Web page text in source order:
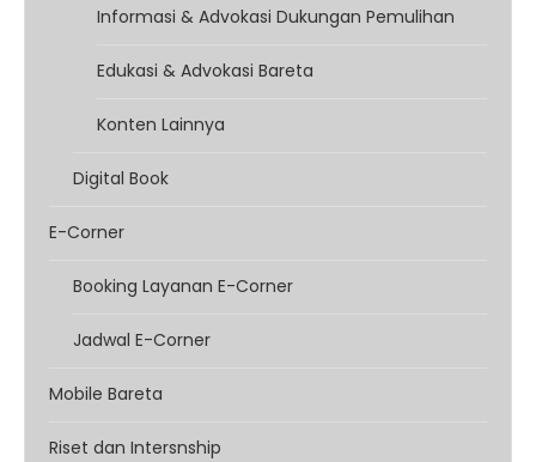
Informasi & Advokasi Dukungan Pemulihan
Edukasi & Advokasi Bareta
Konten Lainnya
Digital Book
E-Corner
Booking Layanan E-Corner
Jadwal E-Corner
Mobile Bareta
Riset dan Intersnship